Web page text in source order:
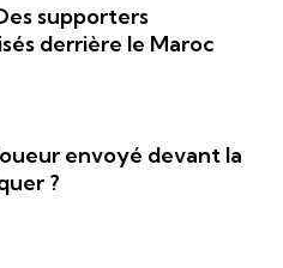
supporters
derrière le Maroc
envoyé devant la
?